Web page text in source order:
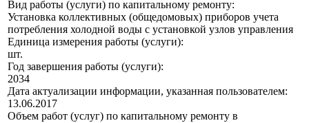
Вид работы (услуги) по капитальному ремонту:
Установка коллективных (общедомовых) приборов учета
потребления холодной воды с установкой узлов управления
Единица измерения работы (услуги):
шт.
Год завершения работы (услуги):
2034
Дата актуализации информации, указанная пользователем:
13.06.2017
Объем работ (услуг) по капитальному ремонту в